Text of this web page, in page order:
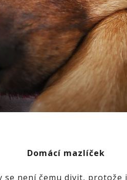
Domácí mazlíček
není čemu divit,